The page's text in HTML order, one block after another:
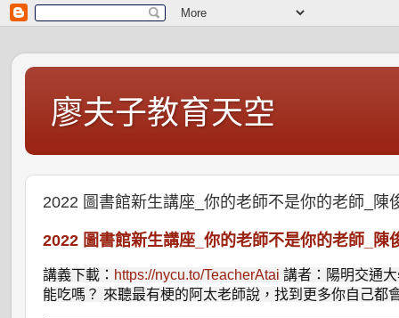
廖夫子教育天空
2022 圖書館新生講座_你的老師不是你的老師_陳
2022 圖書館新生講座_你的老師不是你的老師_陳
講義下載： https://nycu.to/TeacherAtai 講者：陽明交通
能吃嗎？ 來聽最有梗的阿太老師說，找到更多你自己都